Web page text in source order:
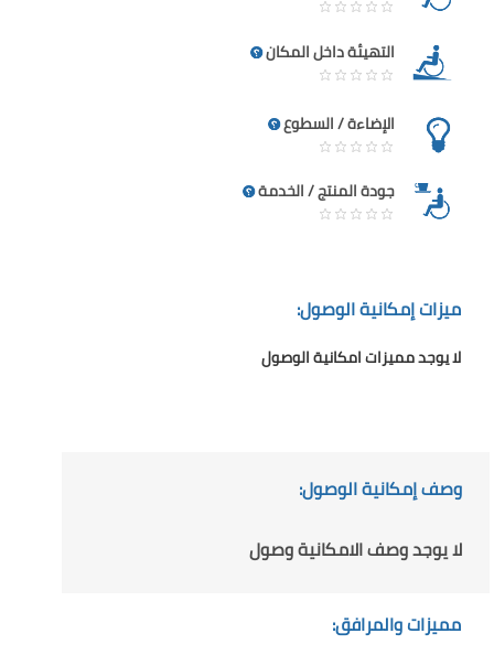
التهيئة داخل المكان
الإضاءة / السطوع
جودة المنتج / الخدمة
ميزات إمكانية الوصول:
لا يوجد مميزات امكانية الوصول
وصف إمكانية الوصول:
لا يوجد وصف الامكانية وصول
مميزات والمرافق: